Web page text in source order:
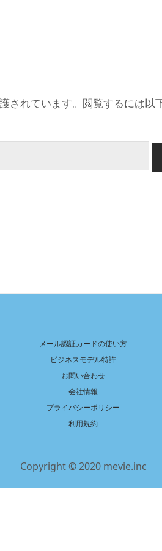
されています。閲覧するには以
メール認証カードの使い方
ビジネスモデル特許
お問い合わせ
会社情報
プライバシーポリシー
利用規約
Copyright © 2020 mevie.inc